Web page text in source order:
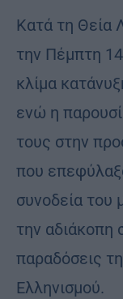
Κατά τη Θεία
την Πέμπτη
κλίμα
ενώ η
τους στην
που
συνοδεία του
την αδιάκοπη
παραδόσεις
Ελληνισμού.